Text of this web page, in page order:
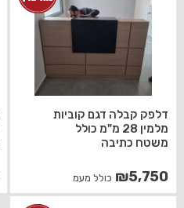
דלפק קבלה דגם קוביות
מלמין 28 מ"מ כולל
משטח כתיבה
₪5,750 כולל מעמ